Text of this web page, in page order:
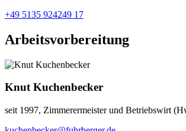
+49 5135 924249 17
Arbeitsvorbereitung
Knut Kuchenbecker
seit 1997, Zimmerermeister und Betriebswirt